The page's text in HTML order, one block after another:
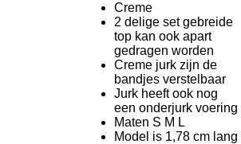
Creme
2 delige set gebreide
top kan ook apart
gedragen worden
Creme jurk zijn de
bandjes verstelbaar
Jurk heeft ook nog
een onderjurk voering
Maten S M L
Model is 1,78 cm lang